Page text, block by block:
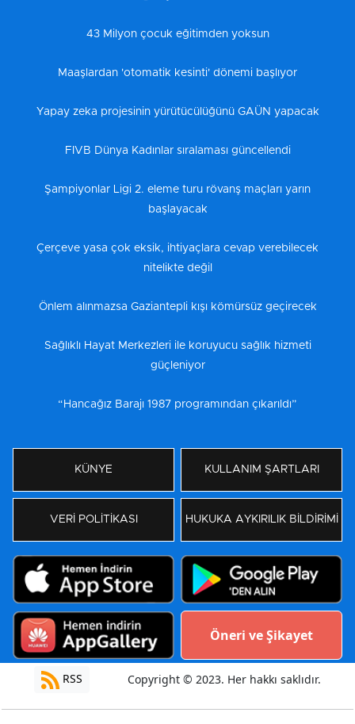
43 Milyon çocuk eğitimden yoksun
Maaşlardan 'otomatik kesinti' dönemi başlıyor
Yapay zeka projesinin yürütücülüğünü GAÜN yapacak
FIVB Dünya Kadınlar sıralaması güncellendi
Şampiyonlar Ligi 2. eleme turu rövanş maçları yarın
başlayacak
Çerçeve yasa çok eksik, ihtiyaçlara cevap verebilecek
nitelikte değil
Önlem alınmazsa Gaziantepli kışı kömürsüz geçirecek
Sağlıklı Hayat Merkezleri ile koruyucu sağlık hizmeti
güçleniyor
“Hancağız Barajı 1987 programından çıkarıldı”
KÜNYE KULLANIM ŞARTLARI
VERİ POLİTİKASI HUKUKA AYKIRILIK BİLDİRİMİ
Öneri ve Şikayet
RSS Copyright © 2023. Her hakkı saklıdır.